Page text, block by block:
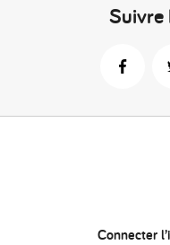
Suivre
Connecter